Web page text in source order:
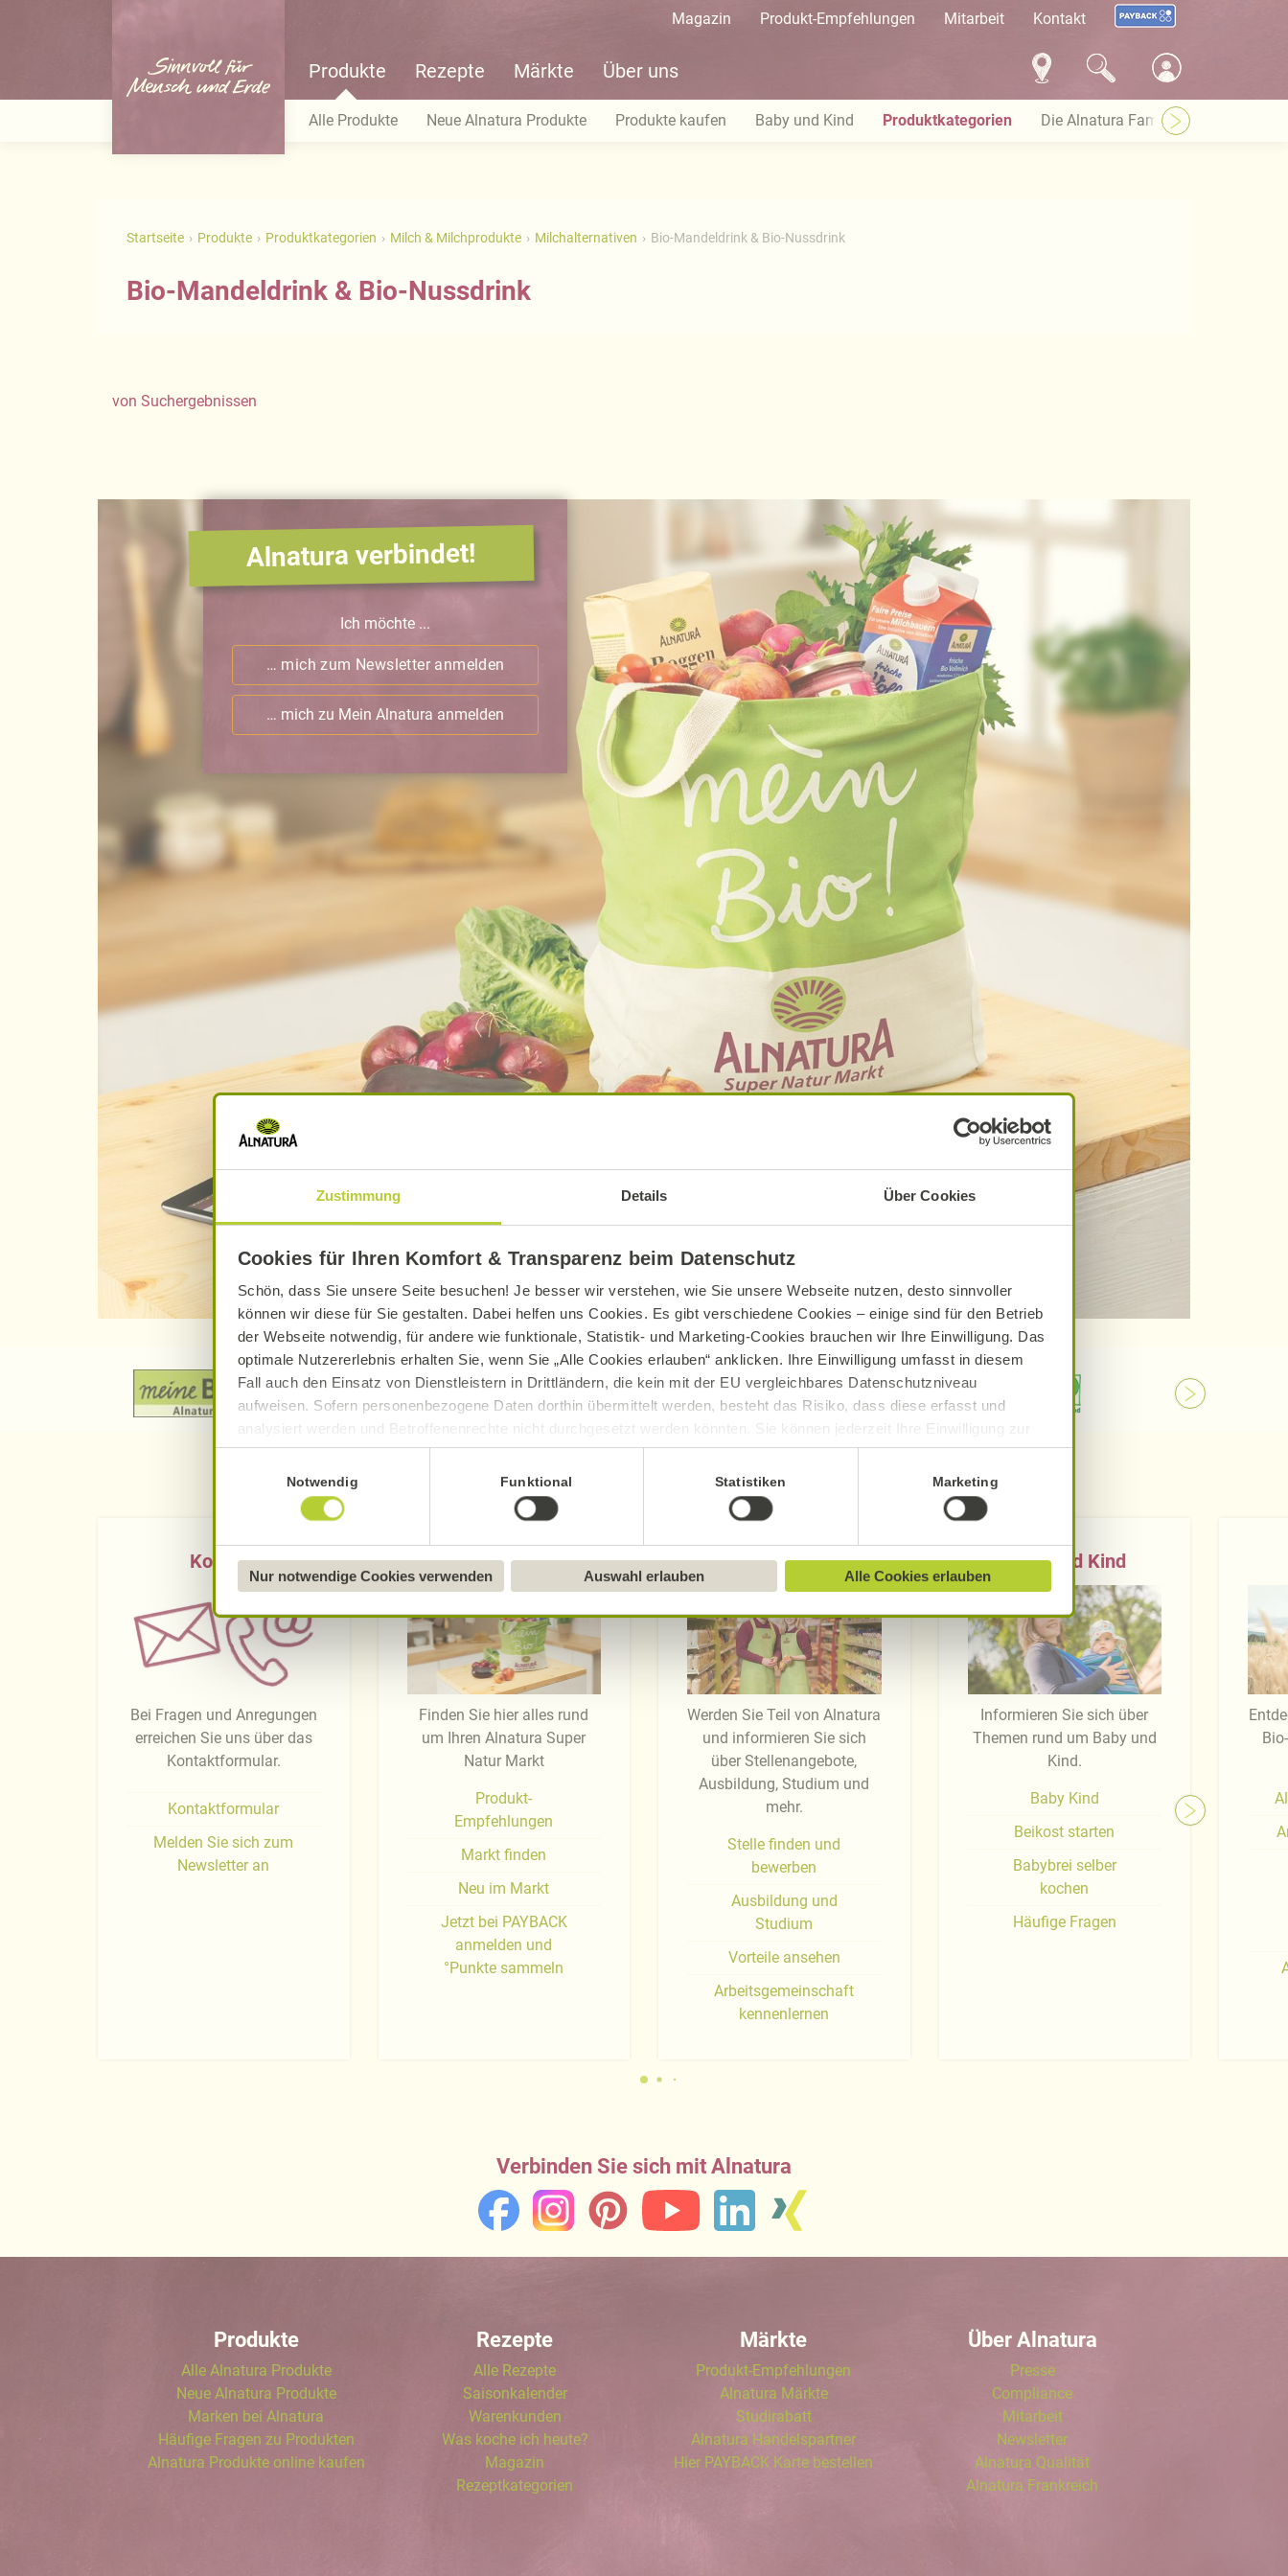
Zustimmung Details Über Cookies
Cookies für Ihren Komfort & Transparenz beim Datenschutz
Schön, dass Sie unsere Seite besuchen! Je besser wir verstehen, wie Sie unsere Webseite nutzen, desto sinnvoller
können wir diese für Sie gestalten. Dabei helfen uns Cookies. Es gibt verschiedene Cookies – einige sind für den Betrieb
der Webseite notwendig, für andere wie funktionale, Statistik- und Marketing-Cookies brauchen wir Ihre Einwilligung. Das
optimale Nutzererlebnis erhalten Sie, wenn Sie „Alle Cookies erlauben“ anklicken. Ihre Einwilligung umfasst in diesem
Fall auch den Einsatz von Dienstleistern in Drittländern, die kein mit der EU vergleichbares Datenschutzniveau
aufweisen. Sofern personenbezogene Daten dorthin übermittelt werden, besteht das Risiko, dass diese erfasst und
analysiert werden und Betroffenenrechte nicht durchgesetzt werden könnten. Sie können jederzeit Ihre Einwilligung zur
Datenverarbeitung und -übermittlung widerrufen und Tools deaktivieren. Ausführliche Informationen finden Sie in unserer
Datenschutzerklärung
Näheres über uns erfahren Sie in unseremImpressum
Notwendig Funktional Statistiken Marketing
Nur notwendige Cookies verwenden Auswahl erlauben Alle Cookies erlauben
Magazin Produkt-Empfehlungen Mitarbeit Kontakt
Produkte Rezepte Märkte Über uns
Alle Produkte Neue Alnatura Produkte Produkte kaufen Baby und Kind Produktkategorien Die Alnatura Familie
Startseite Produkte Produktkategorien Milch & Milchprodukte Milchalternativen Bio-Mandeldrink & Bio-Nussdrink
Bio-Mandeldrink & Bio-Nussdrink
von Suchergebnissen
Alnatura verbindet!
Ich möchte ...
… mich zum Newsletter anmelden
… mich zu Mein Alnatura anmelden
Kontakt
Bei Fragen und Anregungen
erreichen Sie uns über das
Kontaktformular.
Kontaktformular
Melden Sie sich zum
Newsletter an
Märkte
Finden Sie hier alles rund
um Ihren Alnatura Super
Natur Markt
Produkt-
Empfehlungen
Markt finden
Neu im Markt
Jetzt bei PAYBACK
anmelden und
°Punkte sammeln
Mitarbeit
Werden Sie Teil von Alnatura
und informieren Sie sich
über Stellenangebote,
Ausbildung, Studium und
mehr.
Stelle finden und
bewerben
Ausbildung und
Studium
Vorteile ansehen
Arbeitsgemeinschaft
kennenlernen
Baby und Kind
Informieren Sie sich über
Themen rund um Baby und
Kind.
Baby Kind
Beikost starten
Babybrei selber
kochen
Häufige Fragen
Verbinden Sie sich mit Alnatura
Produkte
Alle Alnatura Produkte
Neue Alnatura Produkte
Marken bei Alnatura
Häufige Fragen zu Produkten
Alnatura Produkte online kaufen
Rezepte
Alle Rezepte
Saisonkalender
Warenkunden
Was koche ich heute?
Magazin
Rezeptkategorien
Märkte
Produkt-Empfehlungen
Alnatura Märkte
Studirabatt
Alnatura Handelspartner
Hier PAYBACK Karte bestellen
Über Alnatura
Presse
Compliance
Mitarbeit
Newsletter
Alnatura Qualität
Alnatura Frankreich